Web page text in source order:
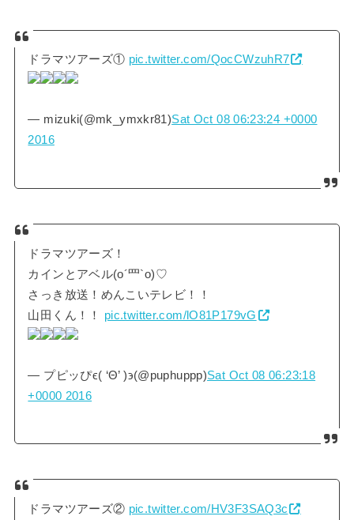
ドラマツアーズ① pic.twitter.com/QocCWzuhR7
— mizuki(@mk_ymxkr81)Sat Oct 08 06:23:24 +0000
2016
ドラマツアーズ！
カインとアベル(o´罒`o)♡
さっき放送！めんこいテレビ！！
山田くん！！ pic.twitter.com/lO81P179vG
— プピッぴϵ( ‘Θ’ )϶(@puphuppp)Sat Oct 08 06:23:18
+0000 2016
ドラマツアーズ② pic.twitter.com/HV3F3SAQ3c